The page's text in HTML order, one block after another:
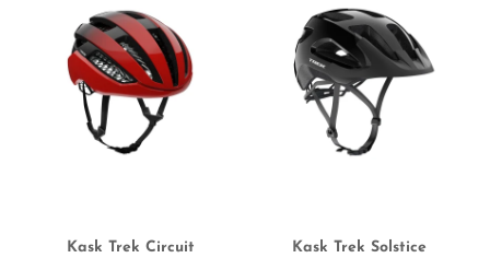
Kask Trek Circuit
Kask Trek Solstice